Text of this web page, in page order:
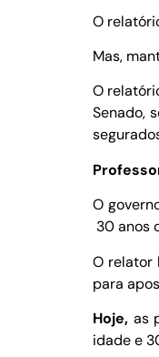
O
Mas,
O
Senado,
O
30 anos
O relator
para
Hoje, as
idade e